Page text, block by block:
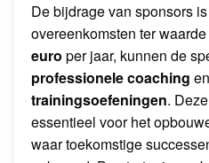
De bijdrage van sponsors
overeenkomsten ter
euro per jaar, kunnen de
professionele coaching en
trainingsoefeningen.
essentieel voor het
waar toekomstige